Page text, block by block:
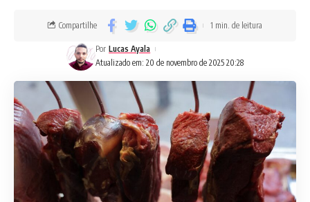
Atualizado em: 20 de novembro de 2025 20:28
Por Lucas Ayala
Compartilhe 1 min. de leitura